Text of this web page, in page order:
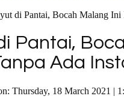
di Pantai, Bocah Malang Ini
Pantai,
Ada
Thursday, 18 March 2021 |